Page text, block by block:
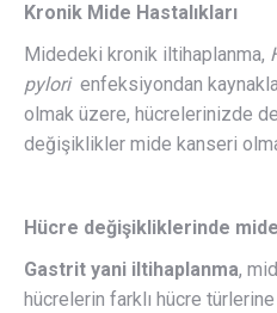
Kronik Mide Hastalıkları
Midedeki kronik iltihaplanma,
pylori enfeksiyondan
olmak üzere, hücrelerinizde
değişiklikler mide kanseri
Hücre değişikliklerinde
Gastrit yani iltihaplanma,
hücrelerin farklı hücre